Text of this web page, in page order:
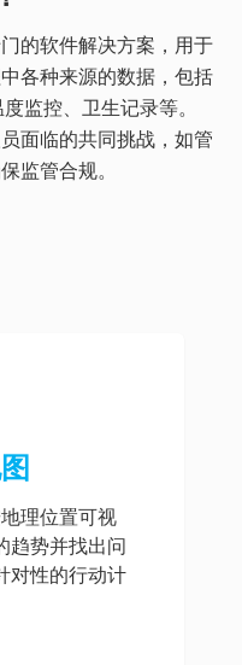
的软件解决方案，用于
各种来源的数据，包括
监控、卫生记录等。
面临的共同挑战，如管
监管合规。
理位置可视
趋势并找出问
对性的行动计